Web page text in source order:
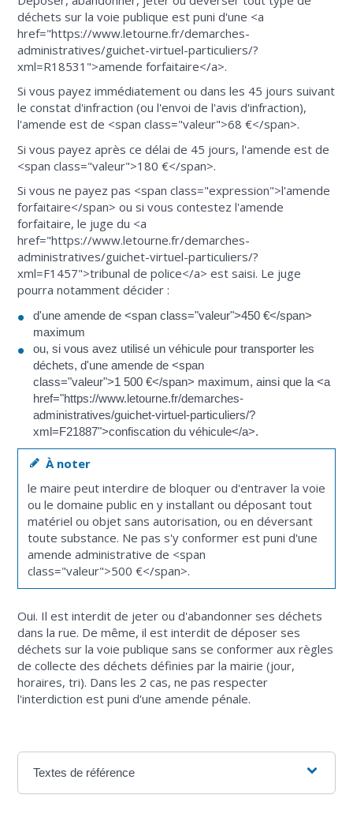
déchets sur la voie publique est puni d'une <a
href="https://www.letourne.fr/demarches-
administratives/guichet-virtuel-particuliers/?
xml=R18531">amende forfaitaire</a>.
Si vous payez immédiatement ou dans les 45 jours suivant
le constat d'infraction (ou l'envoi de l'avis d'infraction),
l'amende est de <span class="valeur">68 €</span>.
Si vous payez après ce délai de 45 jours, l'amende est de
<span class="valeur">180 €</span>.
Si vous ne payez pas <span class="expression">l'amende
forfaitaire</span> ou si vous contestez l'amende
forfaitaire, le juge du <a
href="https://www.letourne.fr/demarches-
administratives/guichet-virtuel-particuliers/?
xml=F1457">tribunal de police</a> est saisi. Le juge
pourra notamment décider :
d'une amende de <span class="valeur">450 €</span>
maximum
ou, si vous avez utilisé un véhicule pour transporter les
déchets, d'une amende de <span
class="valeur">1 500 €</span> maximum, ainsi que la <a
href="https://www.letourne.fr/demarches-
administratives/guichet-virtuel-particuliers/?
xml=F21887">confiscation du véhicule</a>.
À noter
le maire peut interdire de bloquer ou d'entraver la voie
ou le domaine public en y installant ou déposant tout
matériel ou objet sans autorisation, ou en déversant
toute substance. Ne pas s'y conformer est puni d'une
amende administrative de <span
class="valeur">500 €</span>.
Oui. Il est interdit de jeter ou d'abandonner ses déchets
dans la rue. De même, il est interdit de déposer ses
déchets sur la voie publique sans se conformer aux règles
de collecte des déchets définies par la mairie (jour,
horaires, tri). Dans les 2 cas, ne pas respecter
l'interdiction est puni d'une amende pénale.
Textes de référence